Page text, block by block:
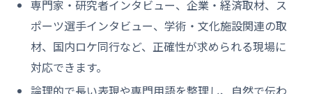
専門家・研究者インタビュー、企業・経済取材、ス
ポーツ選手インタビュー、学術・文化施設関連の取
材、国内ロケ同行など、正確性が求められる現場に
対応できます。